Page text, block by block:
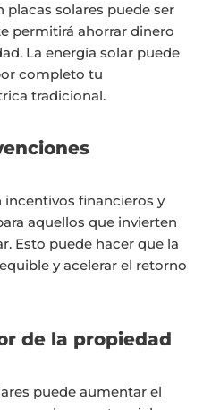
placas solares puede ser
permitirá ahorrar dinero
La energía solar puede
completo tu
tradicional.
incentivos financieros y
aquellos que invierten
Esto puede hacer que la
y acelerar el retorno
de la propiedad
puede aumentar el